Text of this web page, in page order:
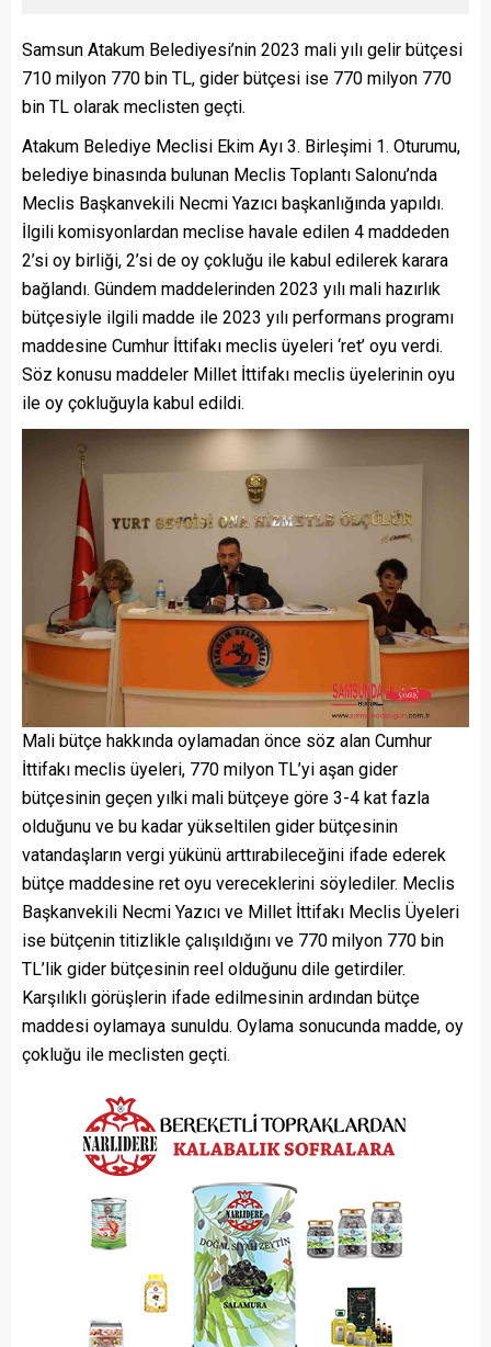
Samsun Atakum Belediyesi’nin 2023 mali yılı gelir bütçesi
710 milyon 770 bin TL, gider bütçesi ise 770 milyon 770
bin TL olarak meclisten geçti.
Atakum Belediye Meclisi Ekim Ayı 3. Birleşimi 1. Oturumu,
belediye binasında bulunan Meclis Toplantı Salonu’nda
Meclis Başkanvekili Necmi Yazıcı başkanlığında yapıldı.
İlgili komisyonlardan meclise havale edilen 4 maddeden
2’si oy birliği, 2’si de oy çokluğu ile kabul edilerek karara
bağlandı. Gündem maddelerinden 2023 yılı mali hazırlık
bütçesiyle ilgili madde ile 2023 yılı performans programı
maddesine Cumhur İttifakı meclis üyeleri ‘ret’ oyu verdi.
Söz konusu maddeler Millet İttifakı meclis üyelerinin oyu
ile oy çokluğuyla kabul edildi.
Mali bütçe hakkında oylamadan önce söz alan Cumhur
İttifakı meclis üyeleri, 770 milyon TL’yi aşan gider
bütçesinin geçen yılki mali bütçeye göre 3-4 kat fazla
olduğunu ve bu kadar yükseltilen gider bütçesinin
vatandaşların vergi yükünü arttırabileceğini ifade ederek
bütçe maddesine ret oyu vereceklerini söylediler. Meclis
Başkanvekili Necmi Yazıcı ve Millet İttifakı Meclis Üyeleri
ise bütçenin titizlikle çalışıldığını ve 770 milyon 770 bin
TL’lik gider bütçesinin reel olduğunu dile getirdiler.
Karşılıklı görüşlerin ifade edilmesinin ardından bütçe
maddesi oylamaya sunuldu. Oylama sonucunda madde, oy
çokluğu ile meclisten geçti.